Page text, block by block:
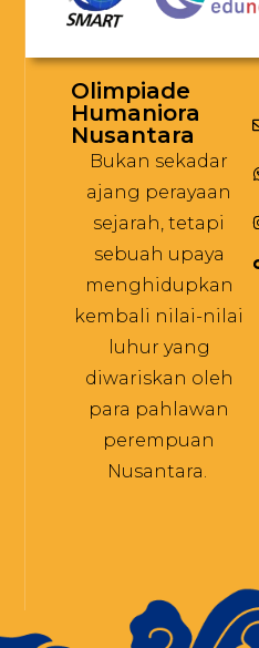
Olimpiade
Humaniora
Nusantara
Bukan sekadar
ajang perayaan
sejarah, tetapi
sebuah upaya
menghidupkan
kembali nilai-nilai
luhur yang
diwariskan oleh
para pahlawan
perempuan
Nusantara.